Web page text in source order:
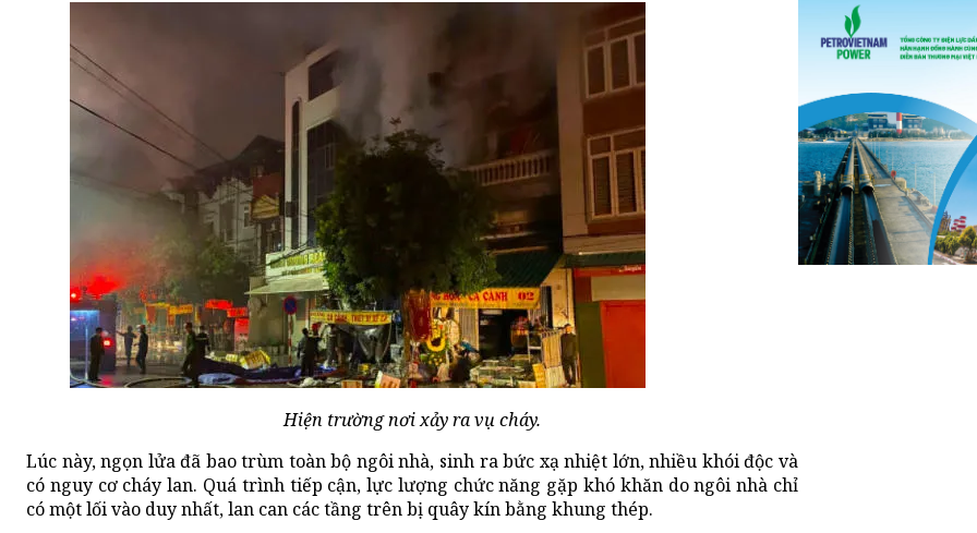
Hiện trường nơi xảy ra vụ cháy.
Lúc này, ngọn lửa đã bao trùm toàn bộ ngôi nhà, sinh ra bức xạ nhiệt lớn, nhiều khói độc và
có nguy cơ cháy lan. Quá trình tiếp cận, lực lượng chức năng gặp khó khăn do ngôi nhà chỉ
có một lối vào duy nhất, lan can các tầng trên bị quây kín bằng khung thép.